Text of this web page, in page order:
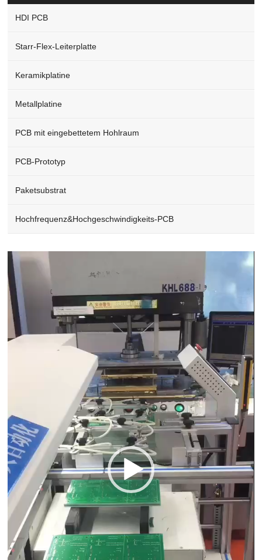
HDI PCB
Starr-Flex-Leiterplatte
Keramikplatine
Metallplatine
PCB mit eingebettetem Hohlraum
PCB-Prototyp
Paketsubstrat
Hochfrequenz&Hochgeschwindigkeits-PCB
Video
Player